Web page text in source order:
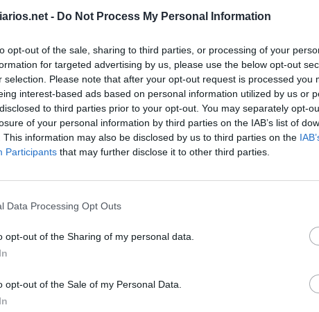
- Do Not Process My Personal Information
opt-out of the sale, sharing to third parties, or processing of your
for targeted advertising by us, please use the below opt-out
selection. Please note that after your opt-out request is processed you
interest-based ads based on personal information utilized by us or
to third parties prior to your opt-out. You may separately opt-
of your personal information by third parties on the IAB’s list of
This information may also be disclosed by us to third parties on the
Participants that may further disclose it to other third parties.
Data Processing Opt Outs
opt-out of the Sharing of my personal data.
opt-out of the Sale of my Personal Data.
Extraterrestres
cabeça: